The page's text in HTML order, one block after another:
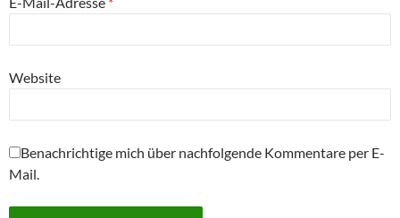
Website
Benachrichtige mich über nachfolgende Kommentare per E-
Mail.